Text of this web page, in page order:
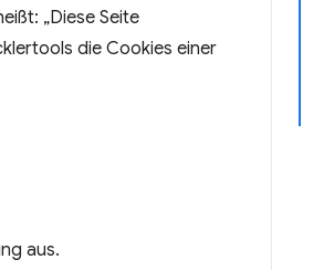
„Diese Seite
die Cookies einer
aus.